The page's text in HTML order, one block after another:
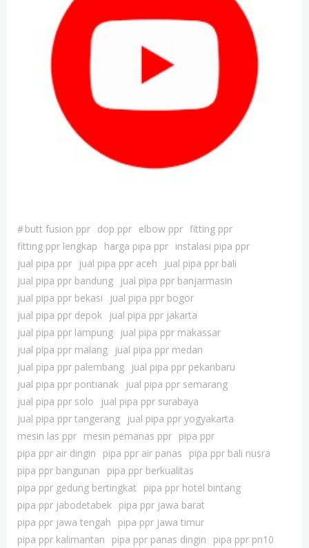
#butt fusion ppr dop ppr elbow ppr fitting ppr
fitting ppr lengkap
harga pipa ppr instalasi pipa ppr
jual pipa ppr
jual pipa ppr aceh
jual pipa ppr bali
jual pipa ppr bandung
jual pipa ppr banjarmasin
jual pipa ppr bekasi
jual pipa ppr bogor
jual pipa ppr depok
jual pipa ppr jakarta
jual pipa ppr lampung
jual pipa ppr makassar
jual pipa ppr malang
jual pipa ppr medan
jual pipa ppr palembang
jual pipa ppr pekanbaru
jual pipa ppr pontianak
jual pipa ppr semarang
jual pipa ppr solo
jual pipa ppr surabaya
jual pipa ppr tangerang
jual pipa ppr yogyakarta
mesin las ppr mesin pemanas ppr pipa ppr
pipa ppr air dingin
pipa ppr air panas
pipa ppr bali nusra
pipa ppr bangunan
pipa ppr berkualitas
pipa ppr gedung bertingkat
pipa ppr hotel bintang
pipa ppr jabodetabek pipa ppr jawa barat
pipa ppr jawa tengah
pipa ppr jawa timur
pipa ppr kalimantan
pipa ppr panas dingin pipa ppr pn10